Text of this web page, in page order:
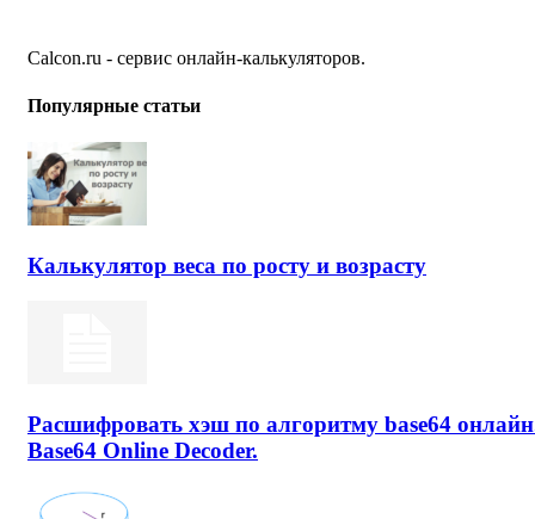
Calcon.ru - сервис онлайн-калькуляторов.
Популярные статьи
Калькулятор веса по росту и возрасту
Расшифровать хэш по алгоритму base64
Base64 Online Decoder.